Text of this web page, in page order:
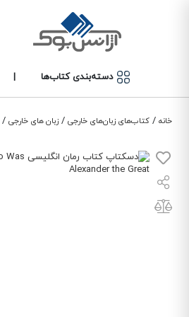
دسته‌بندی کتاب‌ها |
خانه / کتاب‌های زبان‌های خارجی / زبان های خارجی /